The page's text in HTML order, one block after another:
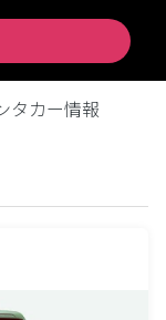
タカー情報